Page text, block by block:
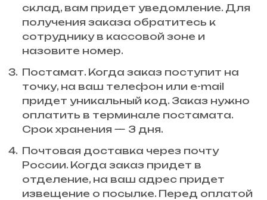
склад, вам придет уведомление. Для
получения заказа обратитесь к
сотруднику в кассовой зоне и
назовите номер.
Постамат. Когда заказ поступит на
точку, на ваш телефон или e-mail
придет уникальный код. Заказ нужно
оплатить в терминале постамата.
Срок хранения — 3 дня.
Почтовая доставка через почту
России. Когда заказ придет в
отделение, на ваш адрес придет
извещение о посылке. Перед оплатой